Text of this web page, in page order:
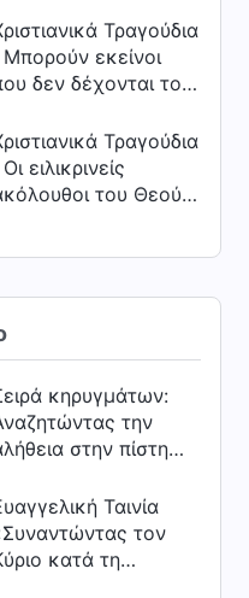
Τραγούδια
| Μπορούν εκείνοι
δεν δέχονται το
να δουν
εμφάνιση του
Τραγούδια
| Οι ειλικρινείς
του Θεού
κηρυγμάτων:
την
στην πίστη
ο Κύριος
σε σύννεφο;»
Ταινία
τον
κατά τη